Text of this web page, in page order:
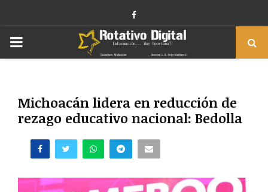
Facebook
PRIMARY
Michoacán lidera en reducción de
rezago educativo nacional: Bedolla